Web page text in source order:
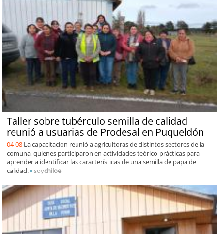
Taller sobre tubérculo semilla de calidad
reunió a usuarias de Prodesal en Puqueldón
04-08 La capacitación reunió a agricultoras de distintos sectores de la
comuna, quienes participaron en actividades teórico-prácticas para
aprender a identificar las características de una semilla de papa de
calidad.
soychiloe